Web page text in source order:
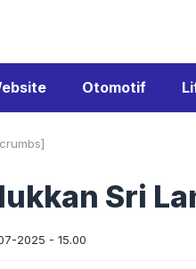
Otomotif
Sri
2025 - 15.00